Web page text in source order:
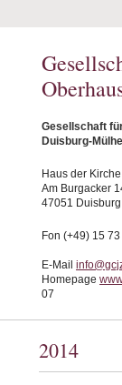
Gesellschaft
Duisburg-
Haus der Kirche
Am Burgacker
47051 Duisburg
Fon (+49) 15
E-Mail
Homepage
07
2014